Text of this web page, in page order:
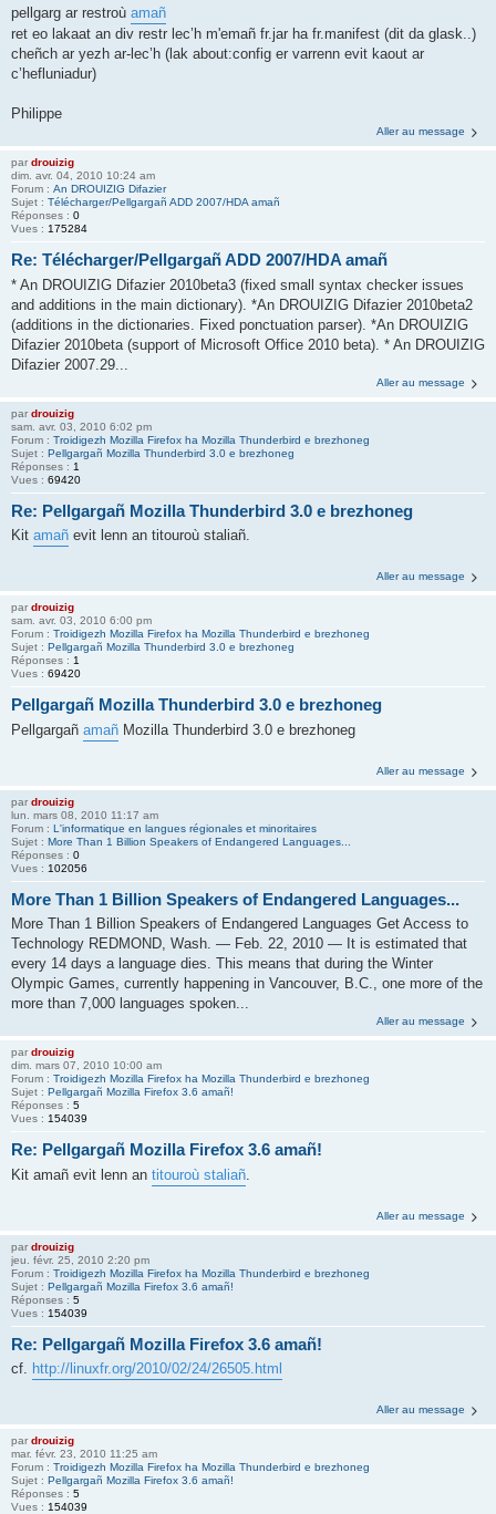
pellgarg ar restroù amañ
ret eo lakaat an div restr lec’h m'emañ fr.jar ha fr.manifest (dit da glask..)
cheñch ar yezh ar-lec’h (lak about:config er varrenn evit kaout ar
c’hefluniadur)
Philippe
Aller au message
par drouizig
dim. avr. 04, 2010 10:24 am
Forum : An DROUIZIG Difazier
Sujet : Télécharger/Pellgargañ ADD 2007/HDA amañ
Réponses : 0
Vues : 175284
Re: Télécharger/Pellgargañ ADD 2007/HDA amañ
* An DROUIZIG Difazier 2010beta3 (fixed small syntax checker issues
and additions in the main dictionary). *An DROUIZIG Difazier 2010beta2
(additions in the dictionaries. Fixed ponctuation parser). *An DROUIZIG
Difazier 2010beta (support of Microsoft Office 2010 beta). * An DROUIZIG
Difazier 2007.29...
Aller au message
par drouizig
sam. avr. 03, 2010 6:02 pm
Forum : Troidigezh Mozilla Firefox ha Mozilla Thunderbird e brezhoneg
Sujet : Pellgargañ Mozilla Thunderbird 3.0 e brezhoneg
Réponses : 1
Vues : 69420
Re: Pellgargañ Mozilla Thunderbird 3.0 e brezhoneg
Kit amañ evit lenn an titouroù staliañ.
Aller au message
par drouizig
sam. avr. 03, 2010 6:00 pm
Forum : Troidigezh Mozilla Firefox ha Mozilla Thunderbird e brezhoneg
Sujet : Pellgargañ Mozilla Thunderbird 3.0 e brezhoneg
Réponses : 1
Vues : 69420
Pellgargañ Mozilla Thunderbird 3.0 e brezhoneg
Pellgargañ amañ Mozilla Thunderbird 3.0 e brezhoneg
Aller au message
par drouizig
lun. mars 08, 2010 11:17 am
Forum : L'informatique en langues régionales et minoritaires
Sujet : More Than 1 Billion Speakers of Endangered Languages...
Réponses : 0
Vues : 102056
More Than 1 Billion Speakers of Endangered Languages...
More Than 1 Billion Speakers of Endangered Languages Get Access to
Technology REDMOND, Wash. — Feb. 22, 2010 — It is estimated that
every 14 days a language dies. This means that during the Winter
Olympic Games, currently happening in Vancouver, B.C., one more of the
more than 7,000 languages spoken...
Aller au message
par drouizig
dim. mars 07, 2010 10:00 am
Forum : Troidigezh Mozilla Firefox ha Mozilla Thunderbird e brezhoneg
Sujet : Pellgargañ Mozilla Firefox 3.6 amañ!
Réponses : 5
Vues : 154039
Re: Pellgargañ Mozilla Firefox 3.6 amañ!
Kit amañ evit lenn an titouroù staliañ
Aller au message
par drouizig
jeu. févr. 25, 2010 2:20 pm
Forum : Troidigezh Mozilla Firefox ha Mozilla Thunderbird e brezhoneg
Sujet : Pellgargañ Mozilla Firefox 3.6 amañ!
Réponses : 5
Vues : 154039
Re: Pellgargañ Mozilla Firefox 3.6 amañ!
cf. http://linuxfr.org/2010/02/24/26505.html
Aller au message
par drouizig
mar. févr. 23, 2010 11:25 am
Forum : Troidigezh Mozilla Firefox ha Mozilla Thunderbird e brezhoneg
Sujet : Pellgargañ Mozilla Firefox 3.6 amañ!
Réponses : 5
Vues : 154039